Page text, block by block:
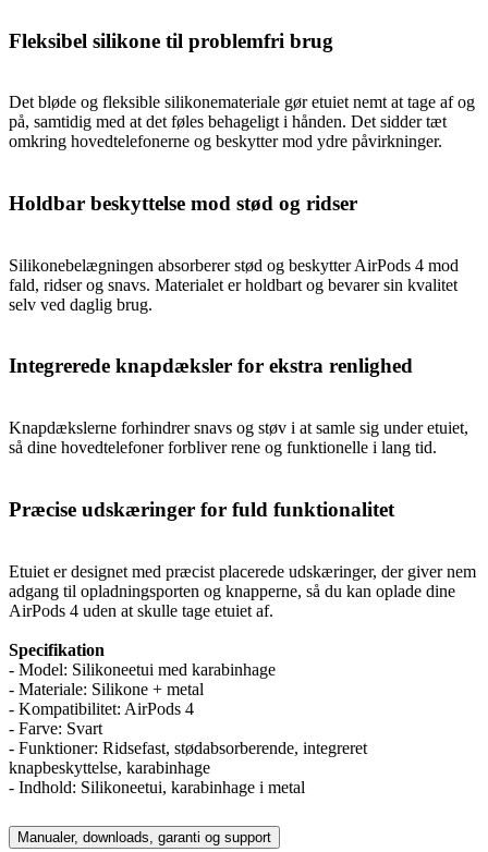
Fleksibel silikone til problemfri brug
Det bløde og fleksible silikonemateriale gør etuiet nemt at tage af og
på, samtidig med at det føles behageligt i hånden. Det sidder tæt
omkring hovedtelefonerne og beskytter mod ydre påvirkninger.
Holdbar beskyttelse mod stød og ridser
Silikonebelægningen absorberer stød og beskytter AirPods 4 mod
fald, ridser og snavs. Materialet er holdbart og bevarer sin kvalitet
selv ved daglig brug.
Integrerede knapdæksler for ekstra renlighed
Knapdækslerne forhindrer snavs og støv i at samle sig under etuiet,
så dine hovedtelefoner forbliver rene og funktionelle i lang tid.
Præcise udskæringer for fuld funktionalitet
Etuiet er designet med præcist placerede udskæringer, der giver nem
adgang til opladningsporten og knapperne, så du kan oplade dine
AirPods 4 uden at skulle tage etuiet af.
Specifikation
- Model: Silikoneetui med karabinhage
- Materiale: Silikone + metal
- Kompatibilitet: AirPods 4
- Farve: Svart
- Funktioner: Ridsefast, stødabsorberende, integreret
knapbeskyttelse, karabinhage
- Indhold: Silikoneetui, karabinhage i metal
Manualer, downloads, garanti og support